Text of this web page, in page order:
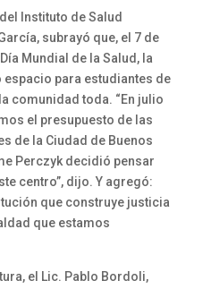
Instituto de Salud
subrayó que, el 7 de
Mundial de la Salud, la
espacio para estudiantes de
comunidad toda. “En julio
el presupuesto de las
de la Ciudad de Buenos
Perczyk decidió pensar
centro”, dijo. Y agregó:
que construye justicia
que estamos
el Lic. Pablo Bordoli,